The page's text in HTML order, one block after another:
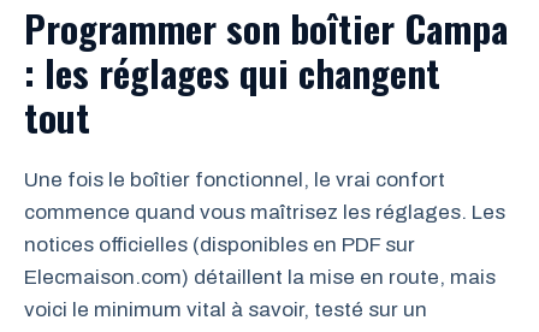
Programmer son boîtier Campa
: les réglages qui changent
tout
Une fois le boîtier fonctionnel, le vrai confort
commence quand vous maîtrisez les réglages. Les
notices officielles (disponibles en PDF sur
Elecmaison.com) détaillent la mise en route, mais
voici le minimum vital à savoir, testé sur un